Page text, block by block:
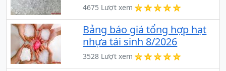
4675 Lượt xem
Bảng báo giá tổng hợp hạt
nhựa tái sinh 8/2026
3528 Lượt xem